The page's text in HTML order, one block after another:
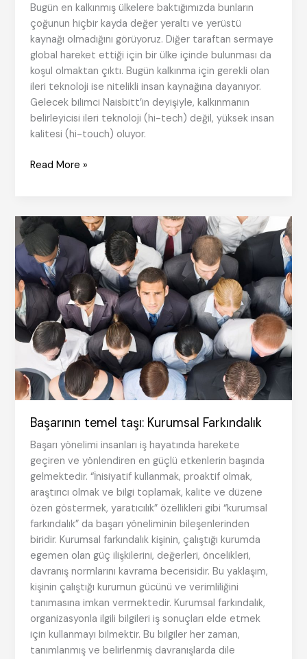
Bugün en kalkınmış ülkelere baktığımızda bunların
çoğunun hiçbir kayda değer yeraltı ve yerüstü
kaynağı olmadığını görüyoruz. Diğer taraftan sermaye
global hareket ettiği için bir ülke içinde bulunması da
koşul olmaktan çıktı. Bugün kalkınma için gerekli olan
ileri teknoloji ise nitelikli insan kaynağına dayanıyor.
Gelecek bilimci Naisbitt’in deyişiyle, kalkınmanın
belirleyicisi ileri teknoloji (hi-tech) değil, yüksek insan
kalitesi (hi-touch) oluyor.
İş
Vurur
Read More »
Başarının temel taşı: Kurumsal Farkındalık
Başarı yönelimi insanları iş hayatında harekete
geçiren ve yönlendiren en güçlü etkenlerin başında
gelmektedir. “İnisiyatif kullanmak, proaktif olmak,
araştırıcı olmak ve bilgi toplamak, kalite ve düzene
özen göstermek, yaratıcılık” özellikleri gibi “kurumsal
farkındalık” da başarı yöneliminin bileşenlerinden
biridir. Kurumsal farkındalık kişinin, çalıştığı kurumda
egemen olan güç ilişkilerini, değerleri, öncelikleri,
davranış normlarını kavrama becerisidir. Bu yaklaşım,
kişinin çalıştığı kurumun gücünü ve verimliliğini
tanımasına imkan vermektedir. Kurumsal farkındalık,
organizasyonla ilgili bilgileri iş sonuçları elde etmek
için kullanmayı bilmektir. Bu bilgiler her zaman,
tanımlanmış ve belirlenmiş davranışlarda dile